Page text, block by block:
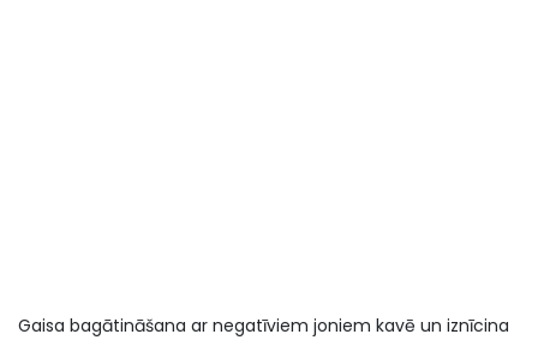
Gaisa bagātināšana ar negatīviem joniem kavē un iznīcina